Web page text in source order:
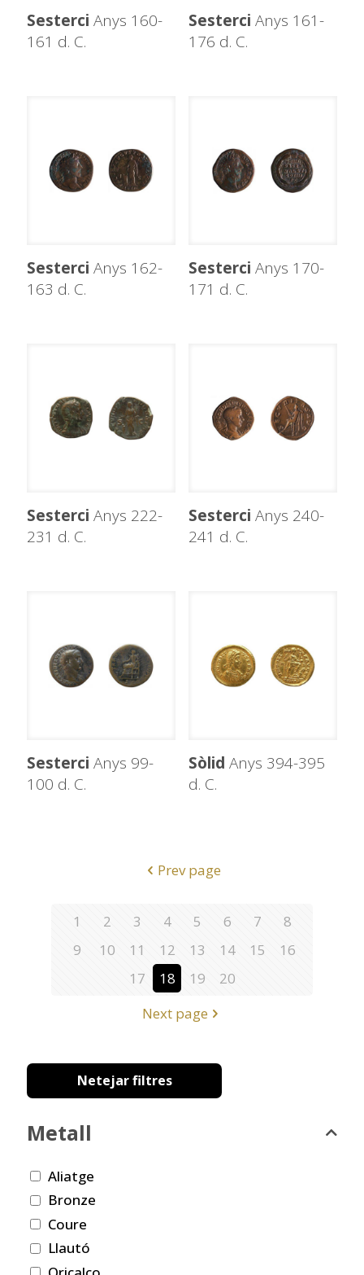
Sesterci Anys 160-
161 d. C.
Sesterci Anys 161-
176 d. C.
Sesterci Anys 162-
163 d. C.
Sesterci Anys 170-
171 d. C.
Sesterci Anys 222-
231 d. C.
Sesterci Anys 240-
241 d. C.
Sesterci Anys 99-
100 d. C.
Sòlid Anys 394-395
d. C.
Prev page
1 2 3 4 5 6 7
8
9
10 11 12 13 14 15
16
17
18 19
20
Next page
Netejar filtres
Metall
Aliatge
Bronze
Coure
Llautó